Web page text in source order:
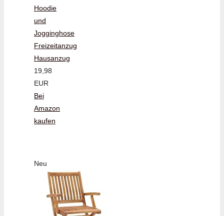
Hoodie
und
Jogginghose
Freizeitanzug
Hausanzug
19,98
EUR
Bei
Amazon
kaufen
Neu